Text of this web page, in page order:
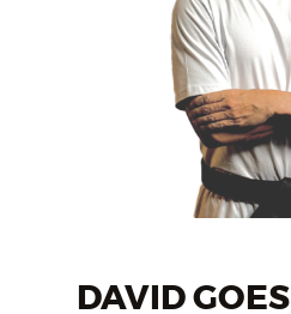
DAVID GOES